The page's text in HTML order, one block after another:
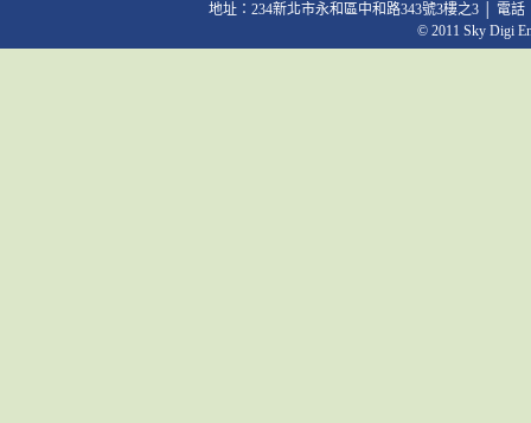
地址：234新北市永和區中和路343號3樓之3 │ 電話
© 2011 Sky Digi